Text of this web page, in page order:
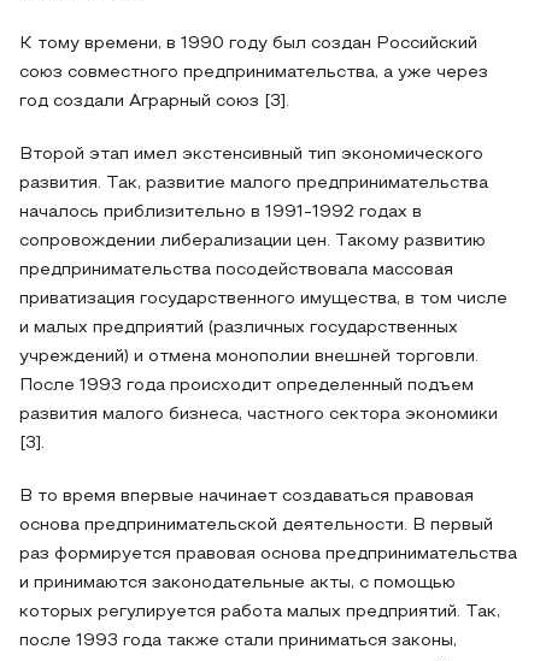
К тому времени, в 1990 году был создан Российский
союз совместного предпринимательства, а уже через
год создали Аграрный союз [3].
Второй этап имел экстенсивный тип экономического
развития. Так, развитие малого предпринимательства
началось приблизительно в 1991-1992 годах в
сопровождении либерализации цен. Такому развитию
предпринимательства посодействовала массовая
приватизация государственного имущества, в том числе
и малых предприятий (различных государственных
учреждений) и отмена монополии внешней торговли.
После 1993 года происходит определенный подъем
развития малого бизнеса, частного сектора экономики
[3].
В то время впервые начинает создаваться правовая
основа предпринимательской деятельности. В первый
раз формируется правовая основа предпринимательства
и принимаются законодательные акты, с помощью
которых регулируется работа малых предприятий. Так,
после 1993 года также стали приниматься законы,